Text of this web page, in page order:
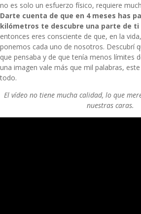
no es solo un esfuerzo físico, requiere
Darte cuenta de que en 4 meses has
kilómetros te descubre una parte de ti
entonces eres consciente de que, en la
ponemos cada uno de nosotros. Descubrí
que pensaba y de que tenía menos límites
una imagen vale más que mil palabras,
todo.
El vídeo no tiene mucha calidad, lo que
nuestras caras.